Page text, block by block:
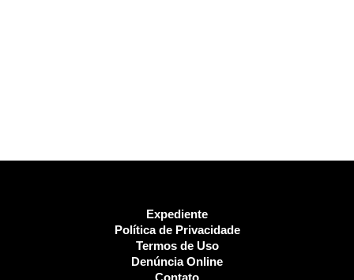
Expediente
Política de Privacidade
Termos de Uso
Denúncia Online
Contato